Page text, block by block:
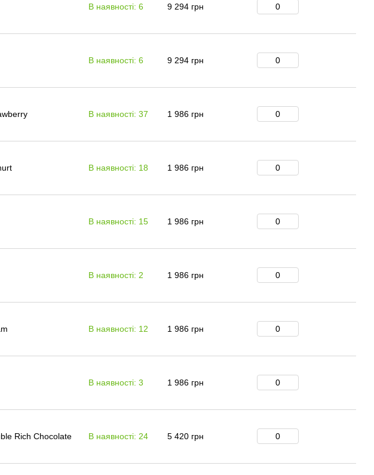
В наявності: 6 9 294 грн
В наявності: 6 9 294 грн
В наявності: 37 1 986 грн
В наявності: 18 1 986 грн
В наявності: 15 1 986 грн
В наявності: 2 1 986 грн
В наявності: 12 1 986 грн
В наявності: 3 1 986 грн
Rich Chocolate В наявності: 24 5 420 грн